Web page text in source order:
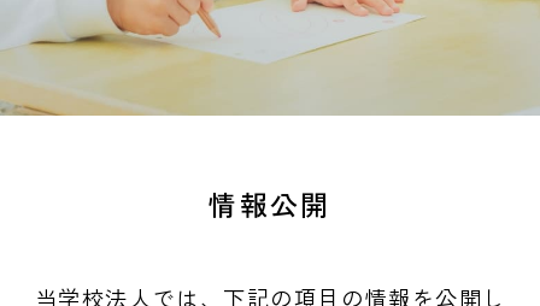
情報公開
当学校法人では、下記の項目の情報を公開し